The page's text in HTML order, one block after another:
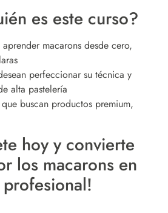
es este curso?
macarons desde cero,
perfeccionar su técnica y
alta pastelería
buscan productos premium,
hoy y convierte
los macarons en